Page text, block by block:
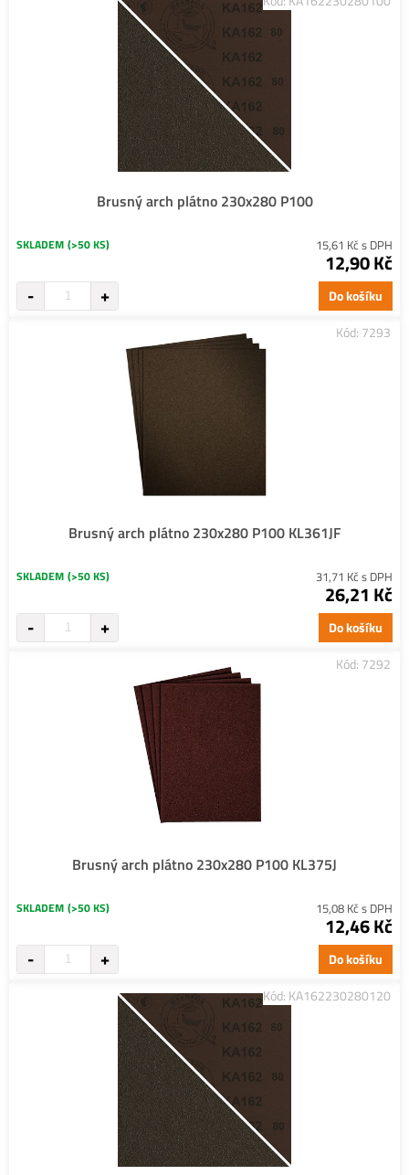
Brusný arch plátno 230x280 P100
SKLADEM (>50 KS) 15,61 Kč s DPH
12,90 Kč
Do košíku
Kód: 7293
Brusný arch plátno 230x280 P100 KL361JF
SKLADEM (>50 KS) 31,71 Kč s DPH
26,21 Kč
Do košíku
Kód: 7292
Brusný arch plátno 230x280 P100 KL375J
SKLADEM (>50 KS) 15,08 Kč s DPH
12,46 Kč
Do košíku
Kód: KA162230280120